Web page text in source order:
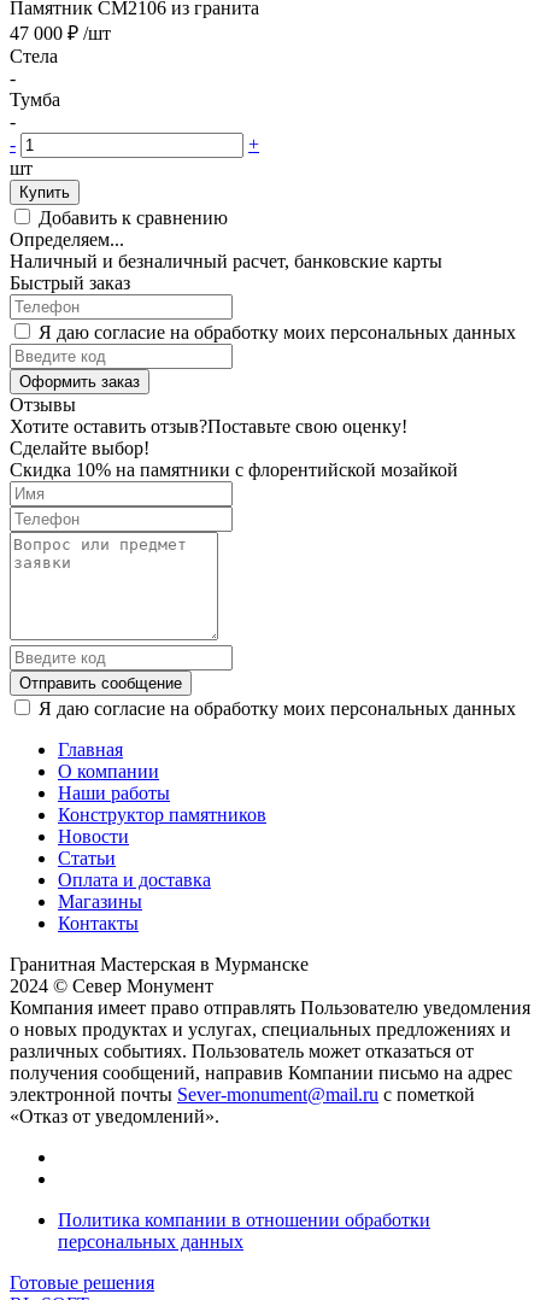
Памятник CM2106 из гранита
47 000 ₽ /шт
Стела
-
Тумба
-
-
+
шт
Купить
Добавить к сравнению
Определяем...
Наличный и безналичный расчет, банковские карты
Быстрый заказ
Я даю согласие на обработку моих персональных данных
Оформить заказ
Отзывы
Хотите оставить отзыв?Поставьте свою оценку!
Сделайте выбор!
Скидка 10% на памятники с флорентийской мозайкой
Отправить сообщение
Я даю согласие на обработку моих персональных данных
Главная
О компании
Наши работы
Конструктор памятников
Новости
Статьи
Оплата и доставка
Магазины
Контакты
Гранитная Мастерская в Мурманске
2024 © Север Монумент
Компания имеет право отправлять Пользователю уведомления
о новых продуктах и услугах, специальных предложениях и
различных событиях. Пользователь может отказаться от
получения сообщений, направив Компании письмо на адрес
электронной почты Sever-monument@mail.ru с пометкой
«Отказ от уведомлений».
Политика компании в отношении обработки
персональных данных
Готовые решения